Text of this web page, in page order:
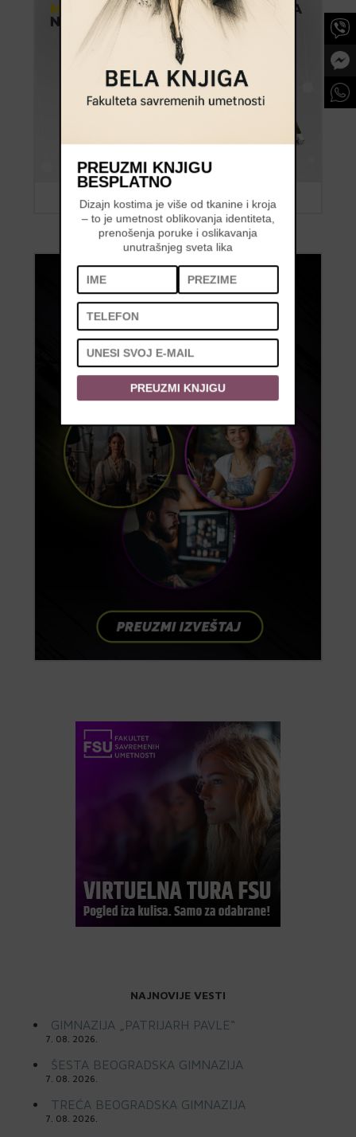
NAJNOVIJE VESTI
GIMNAZIJA „PATRIJARH PAVLE“
7. 08. 2026.
ŠESTA BEOGRADSKA GIMNAZIJA
7. 08. 2026.
TREĆA BEOGRADSKA GIMNAZIJA
7. 08. 2026.
PREUZMI KNJIGU
BESPLATNO
Dizajn kostima je više od tkanine i kroja
– to je umetnost oblikovanja identiteta,
prenošenja poruke i oslikavanja
unutrašnjeg sveta lika
PREUZMI KNJIGU